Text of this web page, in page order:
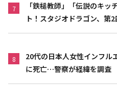
7
「鉄槌教師」「伝説のキッ
ト！スタジオドラゴン、第
8
20代の日本人女性インフル
に死亡…警察が経緯を調査